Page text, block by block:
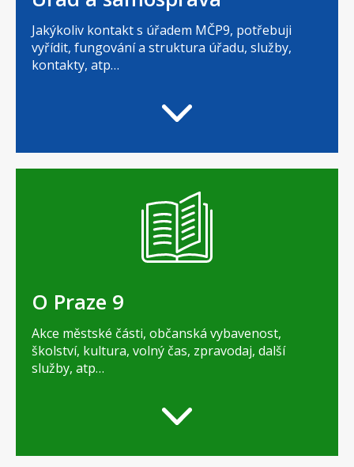
Jakýkoliv kontakt s úřadem MČP9, potřebuji
vyřídit, fungování a struktura úřadu, služby,
kontakty, atp…
O Praze 9
Akce městské části, občanská vybavenost,
školství, kultura, volný čas, zpravodaj, další
služby, atp…